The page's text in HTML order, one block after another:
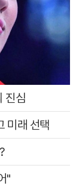
진심
미래 선택
"